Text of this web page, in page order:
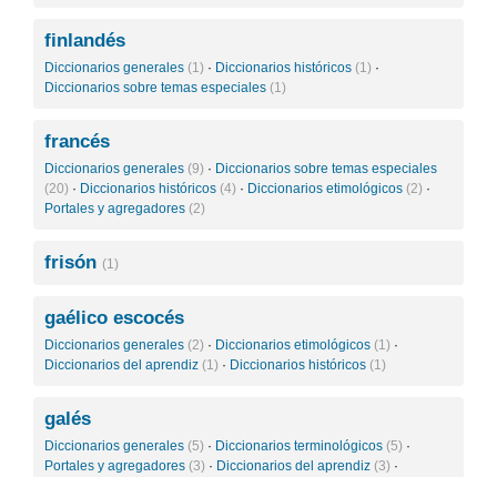
finlandés
Diccionarios generales (1) · Diccionarios históricos (1) ·
Diccionarios sobre temas especiales (1)
francés
Diccionarios generales (9) · Diccionarios sobre temas especiales
(20) · Diccionarios históricos (4) · Diccionarios etimológicos (2) ·
Portales y agregadores (2)
frisón (1)
gaélico escocés
Diccionarios generales (2) · Diccionarios etimológicos (1) ·
Diccionarios del aprendiz (1) · Diccionarios históricos (1)
galés
Diccionarios generales (5) · Diccionarios terminológicos (5) ·
Portales y agregadores (3) · Diccionarios del aprendiz (3) ·